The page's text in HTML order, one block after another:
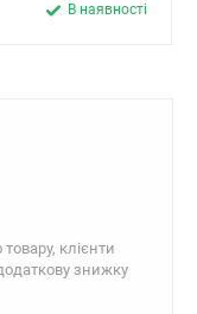
В наявності
клієнти
знижку